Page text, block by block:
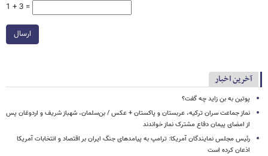
1 + 3 =
ارسال
آخرین اخبار
پوتین به بن زاید چه گفت؟
نماز جماعت سران ترکیه، عربستان و پاکستان + عکس / بن‌سلمان، شهباز شریف و اردوغان پس
از امضای پیمان دفاع مشترک نماز خواندند
رئیس مجلس نمایندگان آمریکا: ترامپ به پیامدهای جنگ ایران بر اقتصاد و انتخابات آمریکا
اذعان کرده است